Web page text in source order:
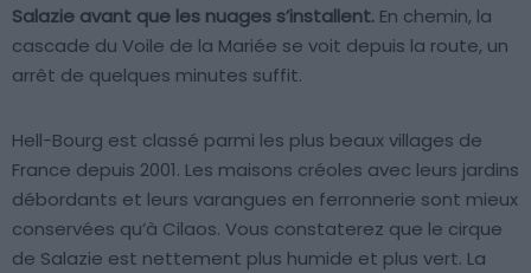
Salazie avant que les nuages s’installent. En chemin, la
cascade du Voile de la Mariée se voit depuis la route, un
arrêt de quelques minutes suffit.
Hell-Bourg est classé parmi les plus beaux villages de
France depuis 2001. Les maisons créoles avec leurs jardins
débordants et leurs varangues en ferronnerie sont mieux
conservées qu’à Cilaos. Vous constaterez que le cirque
de Salazie est nettement plus humide et plus vert. La